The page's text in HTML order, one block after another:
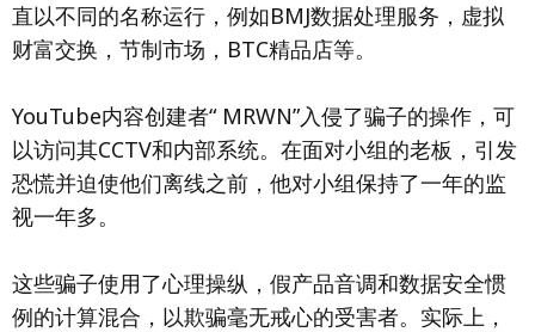
直以不同的名称运行，例如BMJ数据处理服务，虚拟
财富交换，节制市场，BTC精品店等。
YouTube内容创建者“ MRWN”入侵了骗子的操作，可
以访问其CCTV和内部系统。在面对小组的老板，引发
恐慌并迫使他们离线之前，他对小组保持了一年的监
视一年多。
这些骗子使用了心理操纵，假产品音调和数据安全惯
例的计算混合，以欺骗毫无戒心的受害者。实际上，